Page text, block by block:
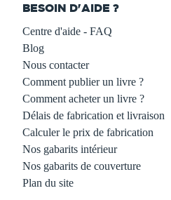
BESOIN D'AIDE ?
Centre d'aide - FAQ
Blog
Nous contacter
Comment publier un livre ?
Comment acheter un livre ?
Délais de fabrication et livraison
Calculer le prix de fabrication
Nos gabarits intérieur
Nos gabarits de couverture
Plan du site